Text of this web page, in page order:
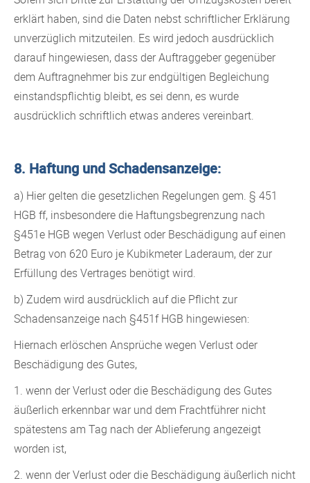
erklärt haben, sind die Daten nebst schriftlicher Erklärung
unverzüglich mitzuteilen. Es wird jedoch ausdrücklich
darauf hingewiesen, dass der Auftraggeber gegenüber
dem Auftragnehmer bis zur endgültigen Begleichung
einstandspflichtig bleibt, es sei denn, es wurde
ausdrücklich schriftlich etwas anderes vereinbart.
8. Haftung und Schadensanzeige:
a) Hier gelten die gesetzlichen Regelungen gem. § 451
HGB ff, insbesondere die Haftungsbegrenzung nach
§451e HGB wegen Verlust oder Beschädigung auf einen
Betrag von 620 Euro je Kubikmeter Laderaum, der zur
Erfüllung des Vertrages benötigt wird.
b) Zudem wird ausdrücklich auf die Pflicht zur
Schadensanzeige nach §451f HGB hingewiesen:
Hiernach erlöschen Ansprüche wegen Verlust oder
Beschädigung des Gutes,
1. wenn der Verlust oder die Beschädigung des Gutes
äußerlich erkennbar war und dem Frachtführer nicht
spätestens am Tag nach der Ablieferung angezeigt
worden ist,
2. wenn der Verlust oder die Beschädigung äußerlich nicht